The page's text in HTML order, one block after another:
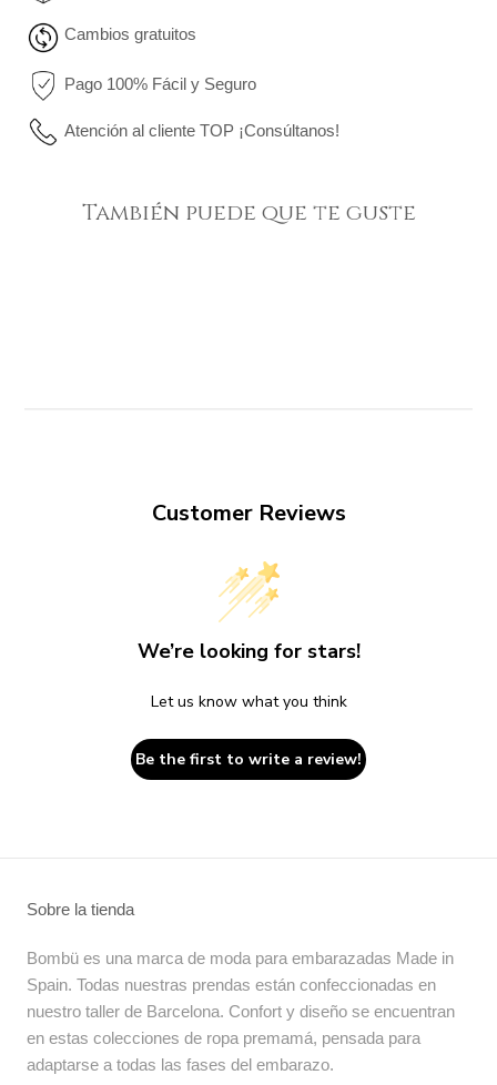
Cambios gratuitos
Pago 100% Fácil y Seguro
Atención al cliente TOP ¡Consúltanos!
También puede que te guste
Customer Reviews
We’re looking for stars!
Let us know what you think
Be the first to write a review!
Sobre la tienda
Bombü es una marca de moda para embarazadas Made in
Spain. Todas nuestras prendas están confeccionadas en
nuestro taller de Barcelona. Confort y diseño se encuentran
en estas colecciones de ropa premamá, pensada para
adaptarse a todas las fases del embarazo.